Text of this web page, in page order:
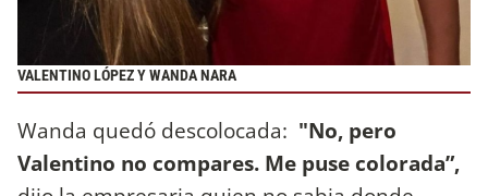
VALENTINO LÓPEZ Y WANDA NARA
Wanda quedó descolocada: "No, pero
Valentino no compares. Me puse colorada”,